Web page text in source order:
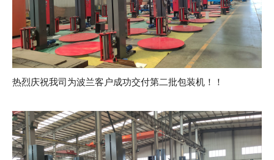
热烈庆祝我司为波兰客户成功交付第二批包装机！！